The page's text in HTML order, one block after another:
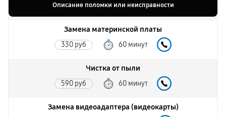
Описание поломки или неисправности
Замена материнской платы
330 руб 60 минут
Чистка от пыли
590 руб 60 минут
Замена видеоадаптера (видеокарты)